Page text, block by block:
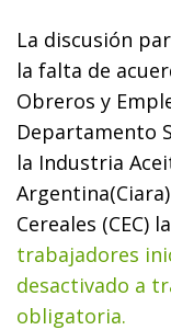
La discusión
la falta de
Obreros y
Departamento
la Industria
Cereales (CEC)
trabajadores
desactivado a
obligatoria.